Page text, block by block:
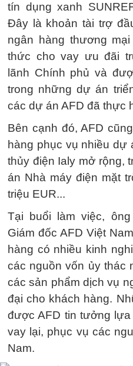
tín dụng xanh
Đây là khoản tài trợ
ngân hàng thương
thức cho vay ưu đãi
lãnh Chính phủ và
trong những dự án
các dự án AFD đã thực
Bên cạnh đó, AFD
hàng phục vụ nhiều
thủy điện Ialy mở rộng,
án Nhà máy điện mặt
triệu EUR...
Tại buổi làm việc,
Giám đốc AFD Việt
hàng có nhiều kinh
các nguồn vốn ủy thác
các sản phẩm dịch vụ
đại cho khách hàng.
được AFD tin tưởng
vay lại, phục vụ các
Nam.